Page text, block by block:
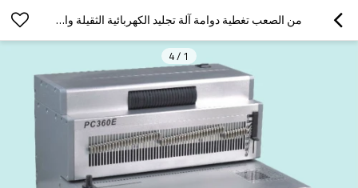
من الصعب تغطية دوامة آلة تجليد الكهربائية الثقيلة واجب PC360E
1
/
4